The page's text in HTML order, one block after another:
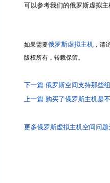
可以参考我们的俄罗斯虚拟主
如果需要俄罗斯虚拟主机 ，请
版权所有，转载保留。
下一篇:俄罗斯空间支持那些
上一篇:购买了俄罗斯主机是
更多俄罗斯虚拟主机空间问题